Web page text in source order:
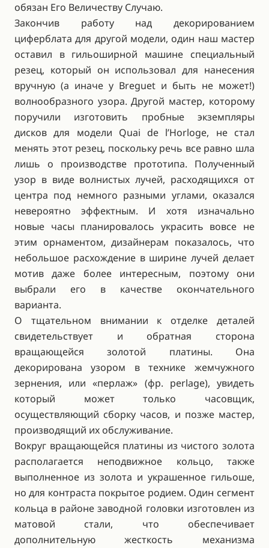
обязан Его Величеству Случаю.
Закончив работу над декорированием
циферблата для другой модели, один наш мастер
оставил в гильоширной машине специальный
резец, который он использовал для нанесения
вручную (а иначе у Breguet и быть не может!)
волнообразного узора. Другой мастер, которому
поручили изготовить пробные экземпляры
дисков для модели Quai de l’Horloge, не стал
менять этот резец, поскольку речь все равно шла
лишь о производстве прототипа. Полученный
узор в виде волнистых лучей, расходящихся от
центра под немного разными углами, оказался
невероятно эффектным. И хотя изначально
новые часы планировалось украсить вовсе не
этим орнаментом, дизайнерам показалось, что
небольшое расхождение в ширине лучей делает
мотив даже более интересным, поэтому они
выбрали его в качестве окончательного
варианта.
О тщательном внимании к отделке деталей
свидетельствует и обратная сторона
вращающейся золотой платины. Она
декорирована узором в технике жемчужного
зернения, или «перлаж» (фр. perlage), увидеть
который может только часовщик,
осуществляющий сборку часов, и позже мастер,
производящий их обслуживание.
Вокруг вращающейся платины из чистого золота
располагается неподвижное кольцо, также
выполненное из золота и украшенное гильоше,
но для контраста покрытое родием. Один сегмент
кольца в районе заводной головки изготовлен из
матовой стали, что обеспечивает
дополнительную жесткость механизма